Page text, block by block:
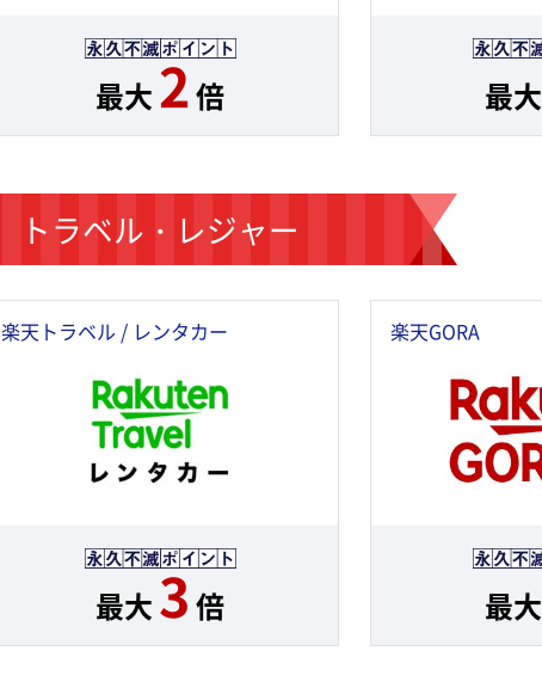
最大2倍 最大
トラベル・レジャー
楽天トラベル / レンタカー
最大3倍
楽天GORA
最大